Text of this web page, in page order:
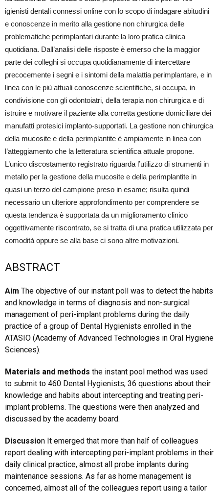
igienisti dentali connessi online con lo scopo di indagare abitudini
e conoscenze in merito alla gestione non chirurgica delle
problematiche perimplantari durante la loro pratica clinica
quotidiana. Dall’analisi delle risposte è emerso che la maggior
parte dei colleghi si occupa quotidianamente di intercettare
precocemente i segni e i sintomi della malattia perimplantare, e in
linea con le più attuali conoscenze scientifiche, si occupa, in
condivisione con gli odontoiatri, della terapia non chirurgica e di
istruire e motivare il paziente alla corretta gestione domiciliare dei
manufatti protesici implanto-supportati. La gestione non chirurgica
della mucosite e della perimplantite è ampiamente in linea con
l’atteggiamento che la letteratura scientifica attuale propone.
L’unico discostamento registrato riguarda l’utilizzo di strumenti in
metallo per la gestione della mucosite e della perimplantite in
quasi un terzo del campione preso in esame; risulta quindi
necessario un ulteriore approfondimento per comprendere se
questa tendenza è supportata da un miglioramento clinico
oggettivamente riscontrato, se si tratta di una pratica utilizzata per
comodità oppure se alla base ci sono altre motivazioni.
ABSTRACT
Aim The objective of our instant poll was to detect the habits
and knowledge in terms of diagnosis and non-surgical
management of peri-implant problems during the daily
practice of a group of Dental Hygienists enrolled in the
ATASIO (Academy of Advanced Technologies in Oral Hygiene
Sciences).
Materials and methods the instant pool method was used
to submit to 460 Dental Hygienists, 36 questions about their
knowledge and habits about intercepting and treating peri-
implant problems. The questions were then analyzed and
discussed by the academy board.
Discussion It emerged that more than half of colleagues
report dealing with intercepting peri-implant problems in their
daily clinical practice, almost all probe implants during
maintenance sessions. As far as home management is
concerned, almost all of the colleagues report using a tailor